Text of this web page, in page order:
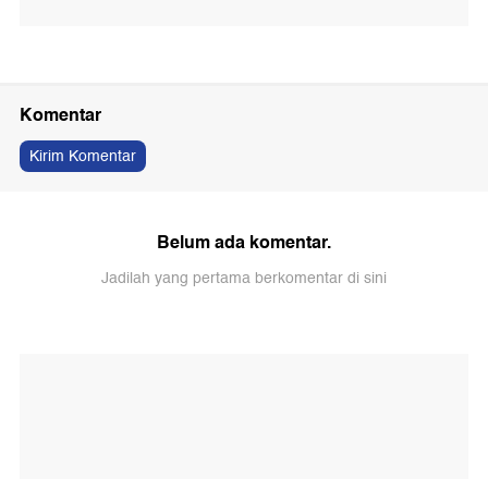
Komentar
Kirim Komentar
Belum ada komentar.
Jadilah yang pertama berkomentar di sini